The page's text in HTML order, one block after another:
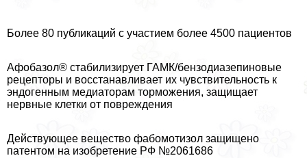
Более 80 публикаций с участием более 4500 пациентов
Афобазол® стабилизирует ГАМК/бензодиазепиновые
рецепторы и восстанавливает их чувствительность к
эндогенным медиаторам торможения, защищает
нервные клетки от повреждения
Действующее вещество фабомотизол защищено
патентом на изобретение РФ №2061686